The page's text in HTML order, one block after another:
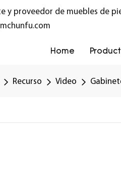
y proveedor de muebles de
Home
Recurso Video